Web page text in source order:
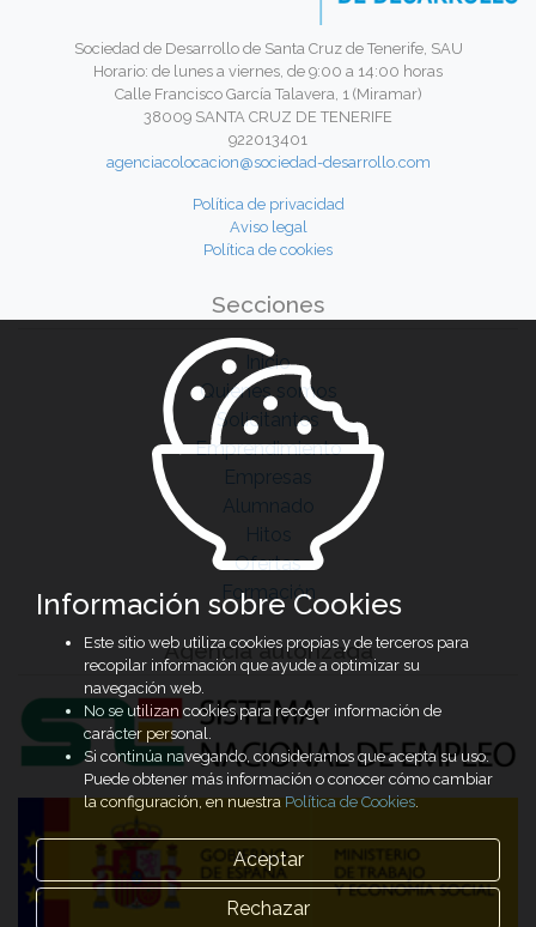
Sociedad de Desarrollo de Santa Cruz de Tenerife, SAU
Horario: de lunes a viernes, de 9:00 a 14:00 horas
Calle Francisco García Talavera, 1 (Miramar)
38009 SANTA CRUZ DE TENERIFE
922013401
agenciacolocacion@sociedad-desarrollo.com
Política de privacidad
Aviso legal
Política de cookies
Secciones
Inicio
Quiénes somos
Solicitantes
Emprendimiento
Empresas
Alumnado
Hitos
Ofertas
Formación
Agencia autorizada
Información sobre Cookies
Este sitio web utiliza cookies propias y de terceros para
recopilar información que ayude a optimizar su
navegación web.
No se utilizan cookies para recoger información de
carácter personal.
Si continúa navegando, consideramos que acepta su uso.
Puede obtener más información o conocer cómo cambiar
la configuración, en nuestraPolítica de Cookies.
Aceptar
Rechazar